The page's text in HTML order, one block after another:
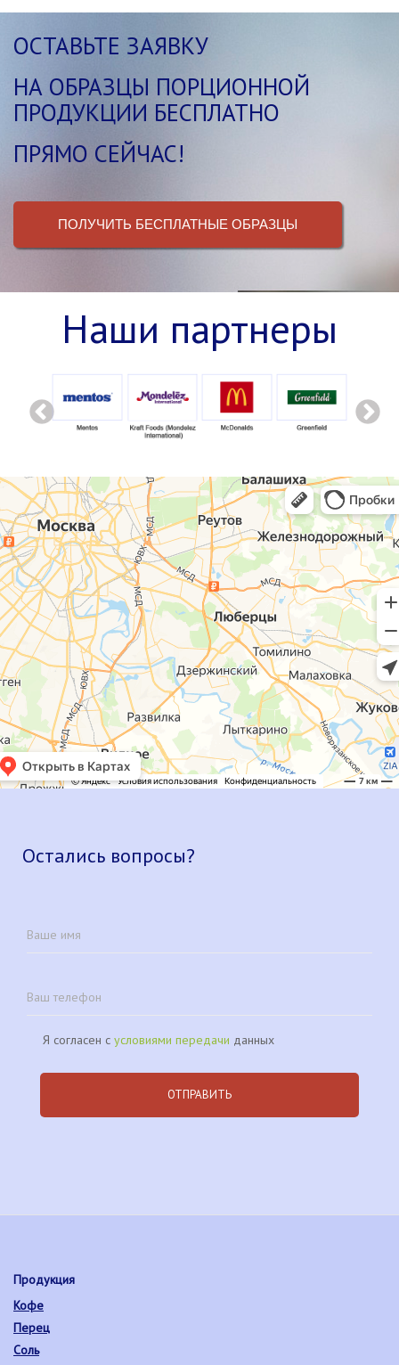
ОСТАВЬТЕ ЗАЯВКУ
НА ОБРАЗЦЫ ПОРЦИОННОЙ
ПРОДУКЦИИ БЕСПЛАТНО
ПРЯМО СЕЙЧАС!
ПОЛУЧИТЬ БЕСПЛАТНЫЕ ОБРАЗЦЫ
Наши партнеры
Остались вопросы?
Я согласен с условиями передачи данных
Продукция
Кофе
Перец
Соль